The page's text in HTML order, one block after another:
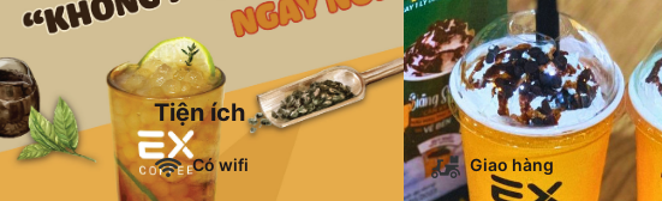
Tiện ích
Có wifi Giao hàng